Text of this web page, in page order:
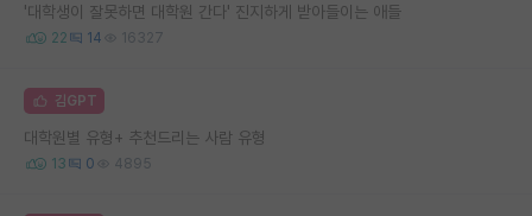
'대학생이 잘못하면 대학원 간다' 진지하게 받아들이는 애들
22 14 16327
김GPT
대학원별 유형+ 추천드리는 사람 유형
13 0 4895